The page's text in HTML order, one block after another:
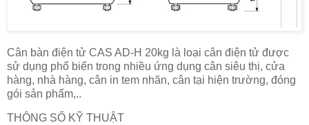
Cân bàn điện tử CAS AD-H 20kg là loại cân điện tử được
sử dụng phổ biến trong nhiều ứng dụng cân siêu thị, cửa
hàng, nhà hàng, cân in tem nhãn, cân tại hiện trường, đóng
gói sản phẩm,..
THÔNG SỐ KỸ THUẬT